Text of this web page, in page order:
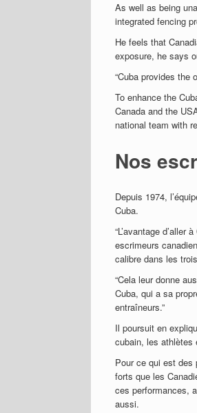
As well as being
integrated fencing
He feels that
exposure, he says
“Cuba provides the
To enhance the
Canada and the
national team with
Nos
Depuis 1974,
Cuba.
“L’avantage d’aller
escrimeurs
calibre dans les
“Cela leur donne
Cuba, qui a sa
entraîneurs.”
Il poursuit en
cubain, les athlètes
Pour ce qui est
forts que les
ces performances,
aussi.